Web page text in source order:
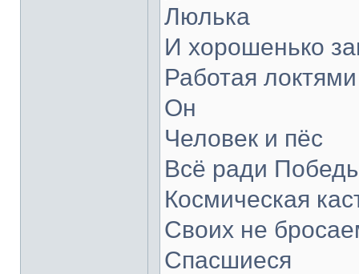
Люлька
И хорошенько
Работая локтями
Он
Человек и пёс
Всё ради
Космическая
Своих не
Спасшиеся